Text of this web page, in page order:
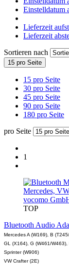
Einstelldatum
Lieferzeit
Lieferzeit
Sortieren nach
15 pro Seite
15 pro Seite
30 pro Seite
45 pro Seite
90 pro Seite
180 pro Seite
pro Seite
1
vocomo
TOP
Bluetooth Audio
Mercedes A (W169), B
GL (X164), G (W461/
Sprinter (W906)
VW Crafter (2E)